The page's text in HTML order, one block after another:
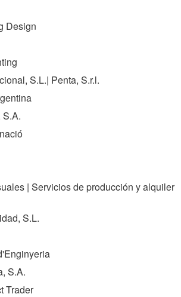
Design
S.L.| Penta, S.r.l.
S.A.
| Servicios de producción y alquiler
S.L.
S.A.
Trader